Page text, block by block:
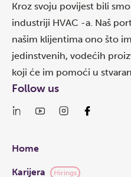
Kroz svoju povijest bili
industriji HVAC -a. Naš
našim klijentima ono što
jedinstvenih, vodećih
koji će im pomoći u
Links
Home
Karijera Hirings
Follow us